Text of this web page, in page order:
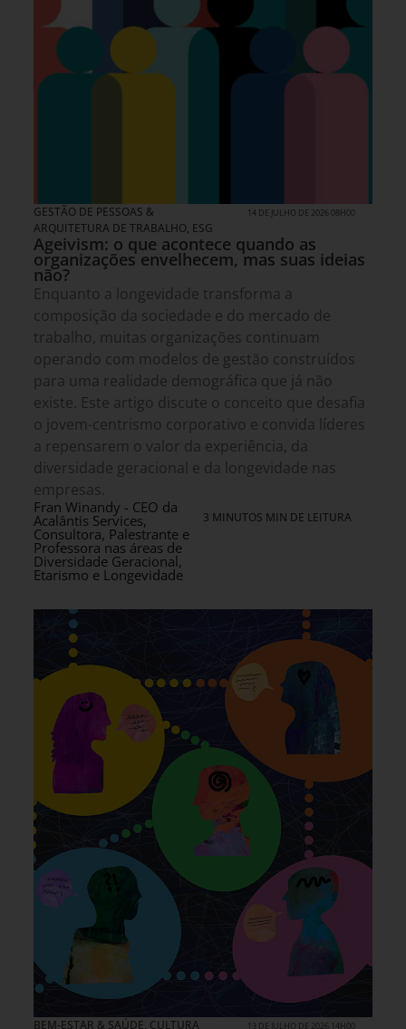
GESTÃO DE PESSOAS &
ARQUITETURA DE TRABALHO, ESG
14 DE JULHO DE 2026 08H00
Ageivism: o que acontece quando as
organizações envelhecem, mas suas ideias
não?
Enquanto a longevidade transforma a
composição da sociedade e do mercado de
trabalho, muitas organizações continuam
operando com modelos de gestão construídos
para uma realidade demográfica que já não
existe. Este artigo discute o conceito que desafia
o jovem-centrismo corporativo e convida líderes
a repensarem o valor da experiência, da
diversidade geracional e da longevidade nas
empresas.
Fran Winandy - CEO da
Acalântis Services,
Consultora, Palestrante e
Professora nas áreas de
Diversidade Geracional,
Etarismo e Longevidade
3 MINUTOS MIN DE LEITURA
BEM-ESTAR & SAÚDE, CULTURA 13 DE JULHO DE 2026 14H00